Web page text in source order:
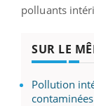
polluants
SUR LE
Pollution
contaminées